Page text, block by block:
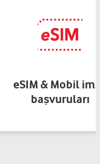
eSIM & Mobil
başvuruları